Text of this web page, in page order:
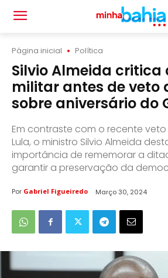
Página inicial Política
Silvio Almeida
militar antes de veto
sobre aniversário do
Em contraste com o recente
Lula, o ministro Silvio Almeida
importância de rememorar a
garantir a preservação da
Por Gabriel Figueiredo Março 30, 2024